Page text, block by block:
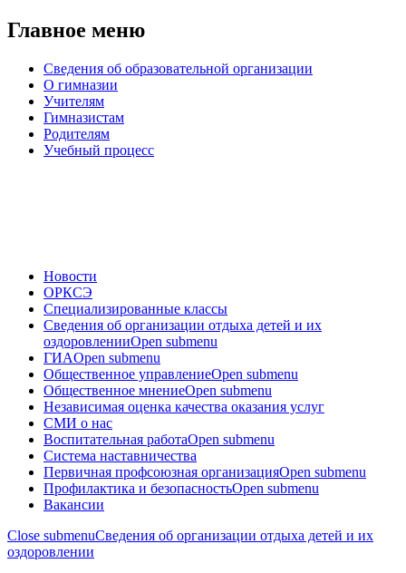
Главное меню
Сведения об образовательной организации
О гимназии
Учителям
Гимназистам
Родителям
Учебный процесс
Новости
ОРКСЭ
Специализированные классы
Сведения об организации отдыха детей и их
оздоровленииOpen submenu
ГИАOpen submenu
Общественное управлениеOpen submenu
Общественное мнениеOpen submenu
Независимая оценка качества оказания услуг
СМИ о нас
Воспитательная работаOpen submenu
Система наставничества
Первичная профсоюзная организацияOpen submenu
Профилактика и безопасностьOpen submenu
Вакансии
Close submenuСведения об организации отдыха детей и их
оздоровлении